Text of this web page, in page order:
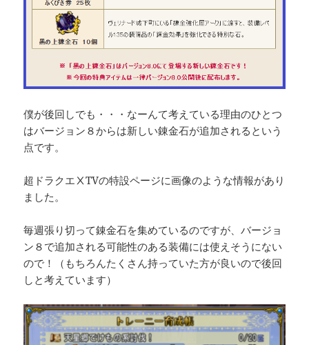
僕が後回しでも・・・なーんて考えている理由のひとつ
はバージョン８からは新しい錬金石が追加されるという
点です。
超ドラクエⅩTVの特設ページに画像のような情報があり
ました。
毎週張り切って錬金石を集めているのですが、バージョ
ン８で追加される可能性のある装備には使えそうにない
ので！（もちろんたくさん持っていた方が良いので後回
しと考えています）